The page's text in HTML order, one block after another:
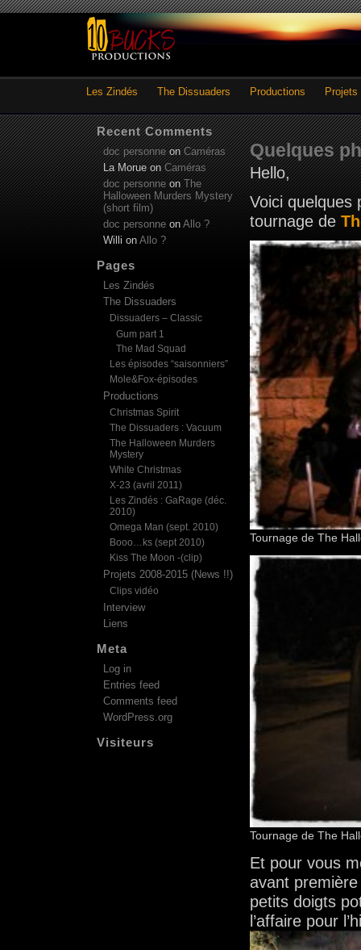
Les Zindés The Dissuaders Productions Projets
Quelques
Hello,
Voici quelques
tournage de
Tournage de The
Tournage de The
Et pour vous
avant
petits doigts
l’affaire pour
Recent Comments
doc personneonCaméras
La MorueonCaméras
doc personneonThe
Halloween Murders Mystery
(short film)
doc personne on Allo ?
Willi on Allo ?
Pages
Les Zindés
The Dissuaders
Dissuaders – Classic
Gum part 1
The Mad Squad
Les épisodes “saisonniers”
Mole&Fox-épisodes
Productions
Christmas Spirit
The Dissuaders : Vacuum
The Halloween Murders
Mystery
White Christmas
X-23 (avril 2011)
Les Zindés : GaRage (déc.
2010)
Omega Man (sept. 2010)
Booo…ks (sept 2010)
Kiss The Moon -(clip)
Projets 2008-2015 (News !!)
Clips vidéo
Interview
Liens
Meta
Log in
Entries feed
Comments feed
WordPress.org
Visiteurs